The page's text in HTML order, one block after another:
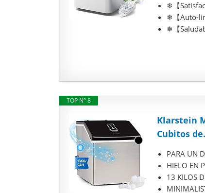
❄【
❄【Auto-
❄【
TOP Nº 8
Klarstein
Cubitos
PARA UN
HIELO EN
13 KILOS